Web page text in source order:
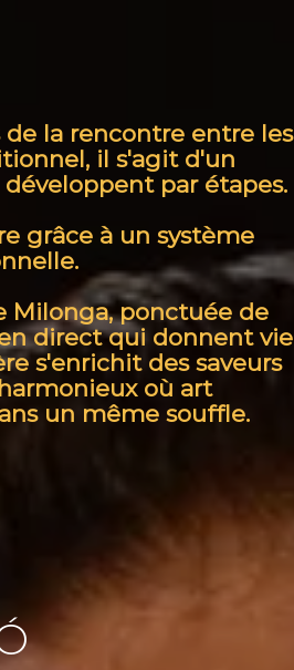
de la rencontre entre les
il s'agit d'un
par étapes.
grâce à un système
Milonga, ponctuée de
direct qui donnent vie
s'enrichit des saveurs
où art
un même souffle.